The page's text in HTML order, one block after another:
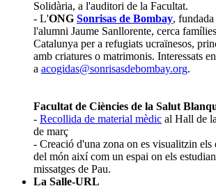
Solidària, a l'auditori de la Facultat.
- L'ONG Sonrisas de Bombay,
l'alumni Jaume Sanllorente, cerca
Catalunya per a refugiats ucraïnesos,
amb criatures o matrimonis. Interessats
a acogidas@sonrisasdebombay.org.
Facultat de Ciències de la Salut
- Recollida de material mèdic al Hall de
de març
- Creació d'una zona on es visualitzin
del món així com un espai on els
missatges de Pau.
La Salle-URL